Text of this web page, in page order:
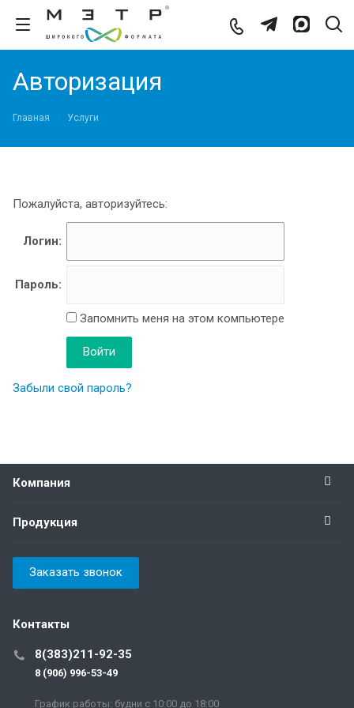
Авторизация
Главная Услуги
Пожалуйста, авторизуйтесь:
Логин:
Пароль:
Запомнить меня на этом компьютере
Забыли свой пароль?
Компания
Продукция
Заказать звонок
Контакты
8(383)211-92-35
8 (906) 996-53-49
График работы: будни с 10:00 до 18:00